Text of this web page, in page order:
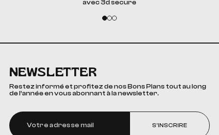
avec 3d secure
NEWSLETTER
Restez informé et profitez de nos Bons Plans tout au long
de l’année en vous abonnant à la newsletter.
S'INSCRIRE